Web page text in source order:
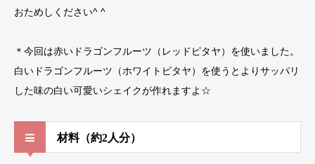
おためしください^ ^
＊今回は赤いドラゴンフルーツ（レッドピタヤ）を使いました。
白いドラゴンフルーツ（ホワイトピタヤ）を使うとよりサッパリ
した味の白い可愛いシェイクが作れますよ☆
材料（約2人分）